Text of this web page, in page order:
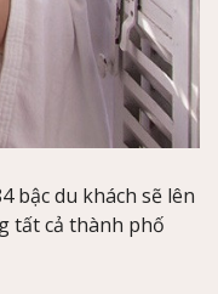
bậc du khách sẽ lên
tất cả thành phố